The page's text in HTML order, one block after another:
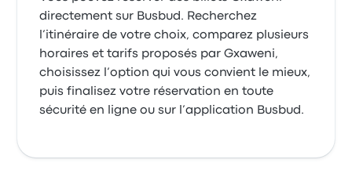
directement sur Busbud. Recherchez
l’itinéraire de votre choix, comparez plusieurs
horaires et tarifs proposés par Gxaweni,
choisissez l’option qui vous convient le mieux,
puis finalisez votre réservation en toute
sécurité en ligne ou sur l’application Busbud.